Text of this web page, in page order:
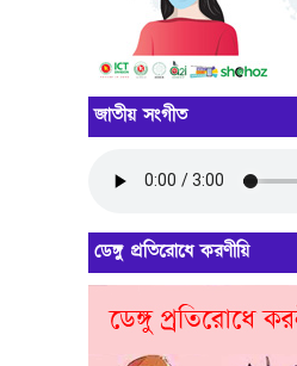
জাতীয় সংগীত
ডেঙ্গু প্রতিরোধে করণীয়ি